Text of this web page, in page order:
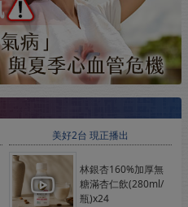
林銀杏160%加厚無
糖滿杏仁飲(280ml/
瓶)x24